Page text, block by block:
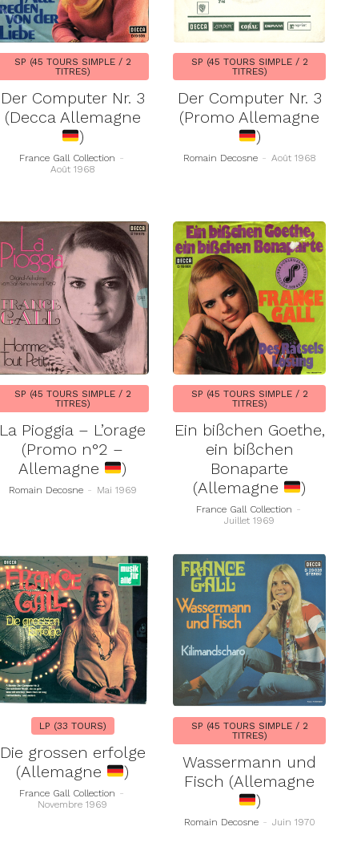
SP (45 TOURS SIMPLE / 2
TITRES)
Der Computer Nr. 3
(Decca Allemagne
)
France Gall Collection -
Août 1968
SP (45 TOURS SIMPLE / 2
TITRES)
Der Computer Nr. 3
(Promo Allemagne
)
Romain Decosne - Août 1968
SP (45 TOURS SIMPLE / 2
TITRES)
La Pioggia – L’orage
(Promo n°2 –
Allemagne
)
Romain Decosne - Mai 1969
SP (45 TOURS SIMPLE / 2
TITRES)
Ein bißchen Goethe,
ein bißchen
Bonaparte
(Allemagne
)
France Gall Collection -
Juillet 1969
LP (33 TOURS)
Die grossen erfolge
(Allemagne
)
France Gall Collection -
Novembre 1969
SP (45 TOURS SIMPLE / 2
TITRES)
Wassermann und
Fisch (Allemagne
)
Romain Decosne - Juin 1970